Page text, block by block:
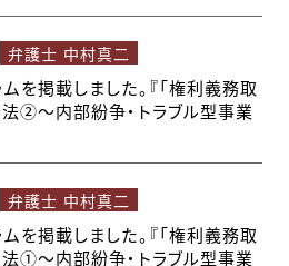
弁護士 中村真二
を掲載しました。『「権利義務取
②～内部紛争・トラブル型事業
弁護士 中村真二
を掲載しました。『「権利義務取
①～内部紛争・トラブル型事業